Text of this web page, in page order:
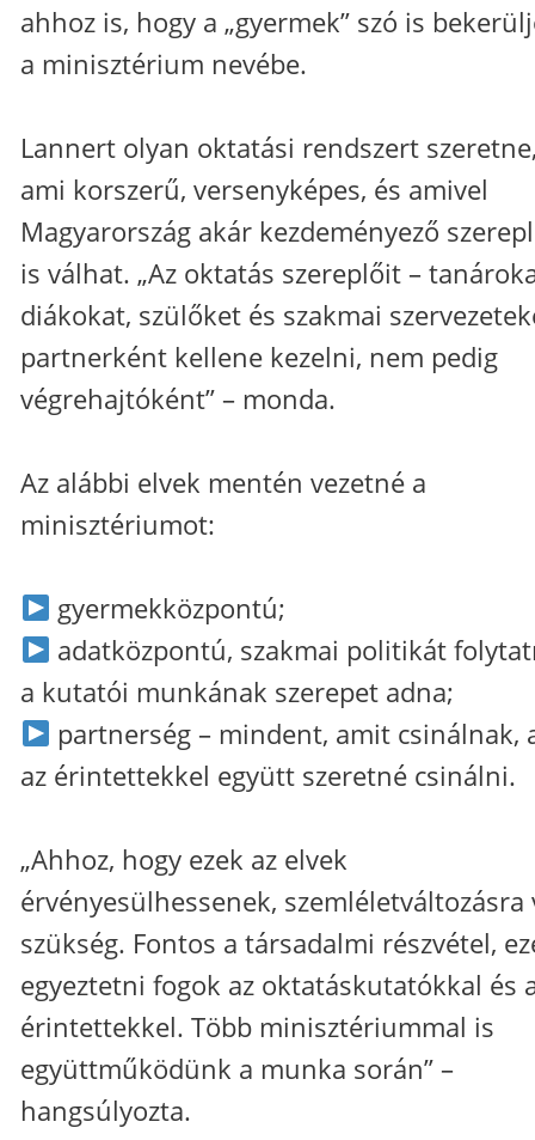
ahhoz is, hogy a „gyermek” szó is
a minisztérium nevébe.
Lannert olyan oktatási rendszert
ami korszerű, versenyképes, és amivel
Magyarország akár kezdeményező
is válhat. „Az oktatás szereplőit –
diákokat, szülőket és szakmai
partnerként kellene kezelni, nem pedig
végrehajtóként” – monda.
Az alábbi elvek mentén vezetné a
minisztériumot:
gyermekközpontú;
adatközpontú, szakmai politikát
a kutatói munkának szerepet adna;
partnerség – mindent, amit csinálnak,
az érintettekkel együtt szeretné csinálni.
„Ahhoz, hogy ezek az elvek
érvényesülhessenek, szemléletváltozásra
szükség. Fontos a társadalmi részvétel,
egyeztetni fogok az oktatáskutatókkal és
érintettekkel. Több minisztériummal is
együttműködünk a munka során” –
hangsúlyozta.